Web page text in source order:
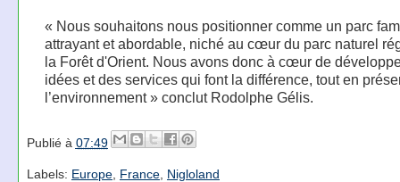
« Nous souhaitons nous positionner comme un parc
attrayant et abordable, niché au cœur du parc naturel
la Forêt d'Orient. Nous avons donc à cœur de
idées et des services qui font la différence, tout en
l’environnement » conclut Rodolphe Gélis.
Publié à 07:49
Labels: Europe, France, Nigloland